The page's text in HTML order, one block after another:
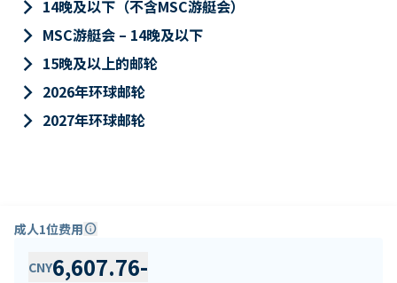
keyboard_arrow_right 14晚及以下（不含MSC游艇会）
keyboard_arrow_right MSC游艇会 – 14晚及以下
keyboard_arrow_right 15晚及以上的邮轮
keyboard_arrow_right 2026年环球邮轮
keyboard_arrow_right 2027年环球邮轮
成人1位费用info
CNY6,607.76-